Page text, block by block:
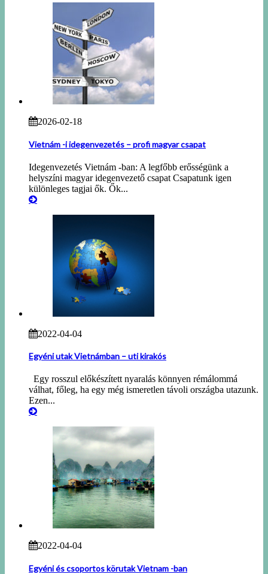
2026-02-18
Vietnám -i idegenvezetés – profi magyar csapat
Idegenvezetés Vietnám -ban: A legfőbb erősségünk a
helyszíni magyar idegenvezető csapat Csapatunk igen
különleges tagjai ők. Ők...
2022-04-04
Egyéni utak Vietnámban – uti kirakós
Egy rosszul előkészített nyaralás könnyen rémálommá
válhat, főleg, ha egy még ismeretlen távoli országba utazunk.
Ezen...
2022-04-04
Egyéni és csoportos körutak Vietnam -ban